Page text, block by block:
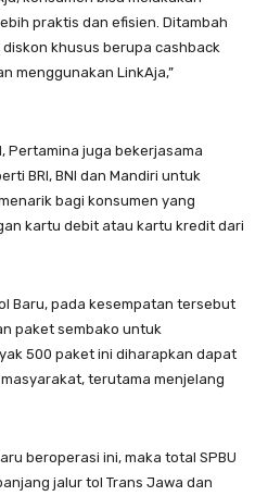
praktis dan efisien. Ditambah
khusus berupa cashback
menggunakan LinkAja,”
Pertamina juga bekerjasama
BRI, BNI dan Mandiri untuk
bagi konsumen yang
kartu debit atau kartu kredit dari
Baru, pada kesempatan tersebut
paket sembako untuk
500 paket ini diharapkan dapat
terutama menjelang
beroperasi ini, maka total SPBU
jalur tol Trans Jawa dan